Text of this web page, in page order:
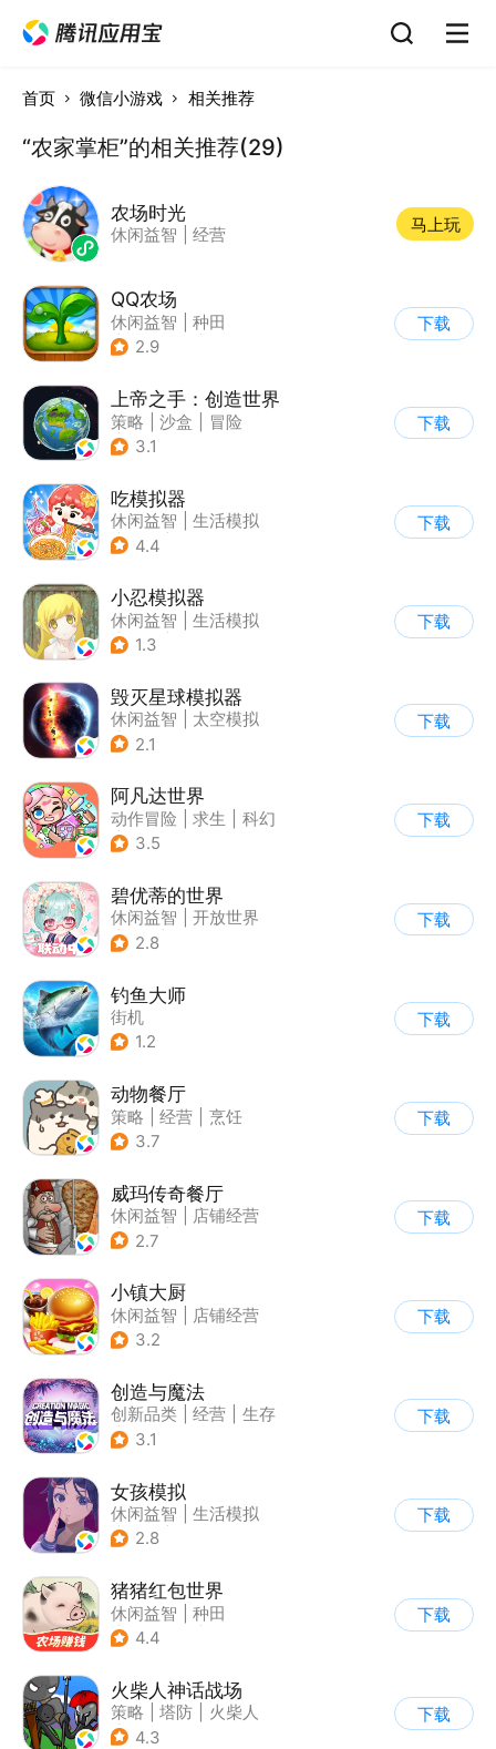
首页 微信小游戏 相关推荐
“农家掌柜”的相关推荐(29)
农场时光
休闲益智 经营
马上玩
QQ农场
休闲益智
种田
| 田园生活
2.9
下载
上帝之手：创造世界
策略 沙盒
冒险
| 卡通
3.1
下载
吃模拟器
休闲益智
生活模拟
| 美食
4.4
下载
小忍模拟器
休闲益智
生活模拟
| 恋爱
1.3
下载
毁灭星球模拟器
休闲益智
太空模拟
| 太空
2.1
下载
阿凡达世界
动作冒险 求生
科幻
| 开放世界
3.5
下载
碧优蒂的世界
休闲益智
开放世界
| Q版
2.8
下载
钓鱼大师
街机
1.2
下载
动物餐厅
策略 经营
烹饪
| 宠物
3.7
下载
威玛传奇餐厅
休闲益智
店铺经营
| 美食
2.7
下载
小镇大厨
休闲益智
店铺经营
| 美食
3.2
下载
创造与魔法
创新品类 经营
生存
| 开放世界
3.1
下载
女孩模拟
休闲益智
生活模拟
| 校园
2.8
下载
猪猪红包世界
休闲益智
种田
| 田园生活
4.4
下载
火柴人神话战场
策略 塔防
火柴人
| 休闲益智
4.3
下载